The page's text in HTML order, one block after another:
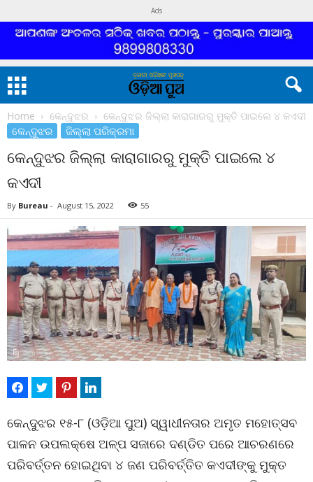
Ads
Home କେନ୍ଦୁଝର କେନ୍ଦୁଝର ଜିଲ୍ଲା କାରାଗାରରୁ ମୁକ୍ତି ପାଇଲେ ୪ କଏଦୀ
କେନ୍ଦୁଝର ଜିଲ୍ଲା ପରିକ୍ରମା
କେନ୍ଦୁଝର ଜିଲ୍ଲା କାରାଗାରରୁ ମୁକ୍ତି ପାଇଲେ ୪
କଏଦୀ
By Bureau - August 15, 2022 55
କେନ୍ଦୁଝର ୧୫-୮ (ଓଡ଼ିଆ ପୁଅ) ସ୍ୱାଧୀନତାର ଅମୃତ ମହୋତ୍ସବ
ପାଳନ ଉପଲକ୍ଷେ ଅଳ୍ପ ସଜାରେ ଦଣ୍ଡିତ ପରେ ଆଚରଣରେ
ପରିବର୍ତ୍ତନ ହୋଇଥିବା ୪ ଜଣ ପରିବର୍ତ୍ତିତ କଏଦୀଙ୍କୁ ମୁକ୍ତ